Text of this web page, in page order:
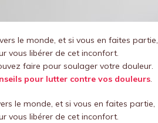
le monde, et si vous en faites partie,
vous libérer de cet inconfort.
faire pour soulager votre douleur.
pour lutter contre vos douleurs.
le monde, et si vous en faites partie,
vous libérer de cet inconfort.